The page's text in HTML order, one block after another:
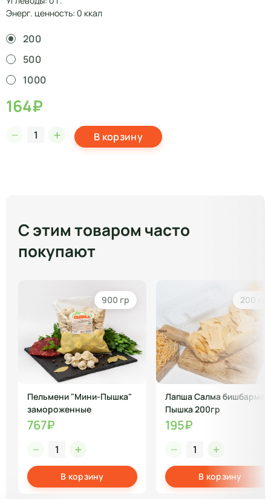
Энерг. ценность: 0 ккал
200
500
1000
164₽
В корзину
С этим товаром часто
покупают
900 гр
Пельмени "Мини-Пышка"
замороженные
767₽
В корзину
200 гр
Лапша Салма бишбармак
Пышка 200гр
195₽
В корзину